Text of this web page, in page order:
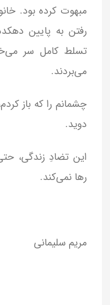
مبهوت کرده بود.
رفتن به پایین
تسلط کامل سر
می‌بردند.
چشمانم را که باز
دوید.
این تضادِ زندگی،
رها نمی‌کند.
مریم سلیمانی